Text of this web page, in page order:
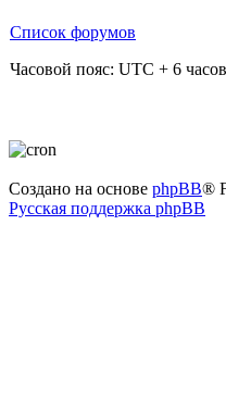
Список форумов
Часовой пояс: UTC + 6 часов
Создано на основе phpBB®
Русская поддержка phpBB